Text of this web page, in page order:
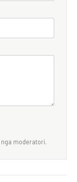
moderatori.